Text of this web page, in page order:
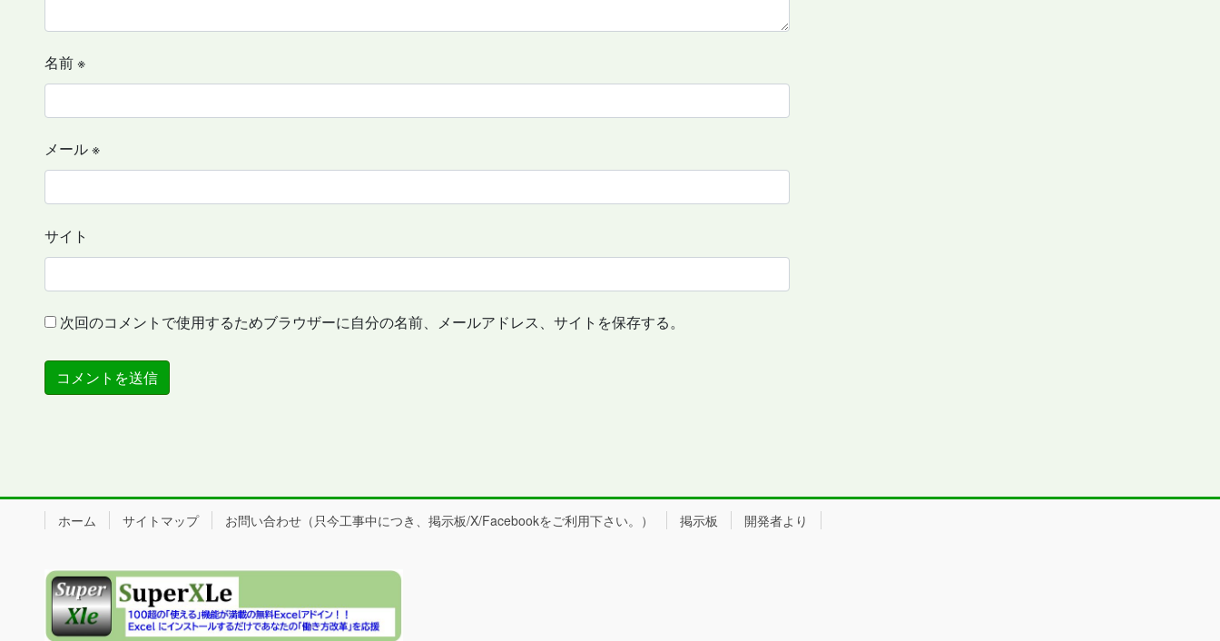
名前※
メール※
サイト
次回のコメントで使用するためブラウザーに自分の名前、メールアドレス、サイトを保存する。
ホーム サイトマップ お問い合わせ（只今工事中につき、掲示板/X/Facebookをご利用下さい。） 掲示板 開発者より